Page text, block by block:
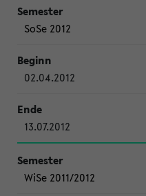
SoSe 2012
02.04.2012
13.07.2012
WiSe 2011/2012